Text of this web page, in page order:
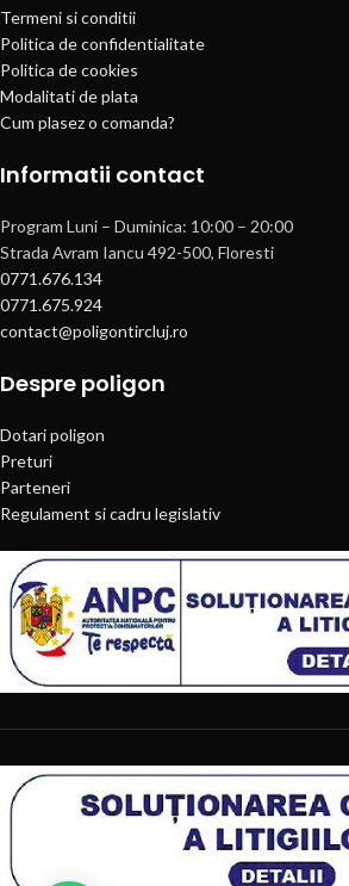
persoană
.
VALABILTATE - 3 LUNI DE
LA DATA ACHIZITIEI
Termeni si conditii
Politica de confidentialitate
Politica de cookies
Modalitati de plata
Cum plasez o comanda?
Informatii contact
Program Luni – Duminica: 10:00 – 20:00
Strada Avram Iancu 492-500, Floresti
0771.676.134
0771.675.924
contact@poligontircluj.ro
Despre poligon
Dotari poligon
Preturi
Parteneri
Regulament si cadru legislativ